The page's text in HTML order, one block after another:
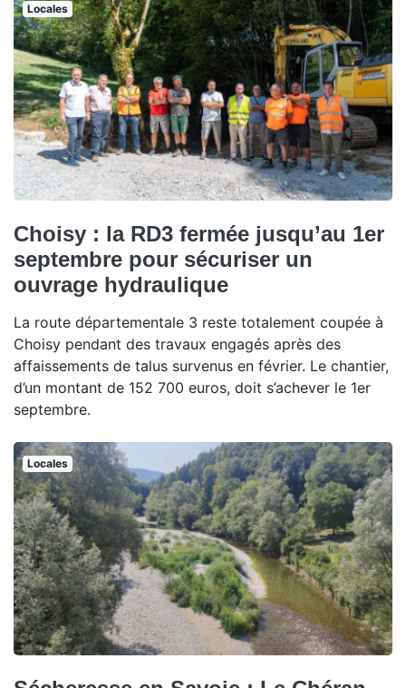
Locales
Choisy : la RD3 fermée jusqu’au 1er
septembre pour sécuriser un
ouvrage hydraulique
La route départementale 3 reste totalement coupée à
Choisy pendant des travaux engagés après des
affaissements de talus survenus en février. Le chantier,
d’un montant de 152 700 euros, doit s’achever le 1er
septembre.
Locales